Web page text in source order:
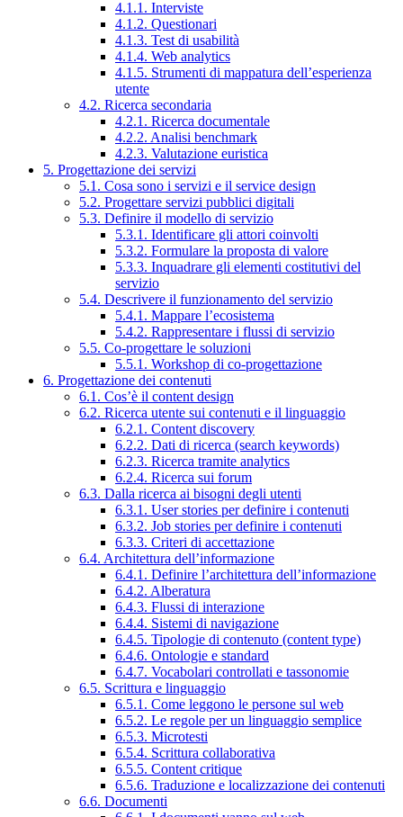
4.1.1. Interviste
4.1.2. Questionari
4.1.3. Test di usabilità
4.1.4. Web analytics
4.1.5. Strumenti di mappatura dell’esperienza
utente
4.2. Ricerca secondaria
4.2.1. Ricerca documentale
4.2.2. Analisi benchmark
4.2.3. Valutazione euristica
5. Progettazione dei servizi
5.1. Cosa sono i servizi e il service design
5.2. Progettare servizi pubblici digitali
5.3. Definire il modello di servizio
5.3.1. Identificare gli attori coinvolti
5.3.2. Formulare la proposta di valore
5.3.3. Inquadrare gli elementi costitutivi del
servizio
5.4. Descrivere il funzionamento del servizio
5.4.1. Mappare l’ecosistema
5.4.2. Rappresentare i flussi di servizio
5.5. Co-progettare le soluzioni
5.5.1. Workshop di co-progettazione
6. Progettazione dei contenuti
6.1. Cos’è il content design
6.2. Ricerca utente sui contenuti e il linguaggio
6.2.1. Content discovery
6.2.2. Dati di ricerca (search keywords)
6.2.3. Ricerca tramite analytics
6.2.4. Ricerca sui forum
6.3. Dalla ricerca ai bisogni degli utenti
6.3.1. User stories per definire i contenuti
6.3.2. Job stories per definire i contenuti
6.3.3. Criteri di accettazione
6.4. Architettura dell’informazione
6.4.1. Definire l’architettura dell’informazione
6.4.2. Alberatura
6.4.3. Flussi di interazione
6.4.4. Sistemi di navigazione
6.4.5. Tipologie di contenuto (content type)
6.4.6. Ontologie e standard
6.4.7. Vocabolari controllati e tassonomie
6.5. Scrittura e linguaggio
6.5.1. Come leggono le persone sul web
6.5.2. Le regole per un linguaggio semplice
6.5.3. Microtesti
6.5.4. Scrittura collaborativa
6.5.5. Content critique
6.5.6. Traduzione e localizzazione dei contenuti
6.6. Documenti